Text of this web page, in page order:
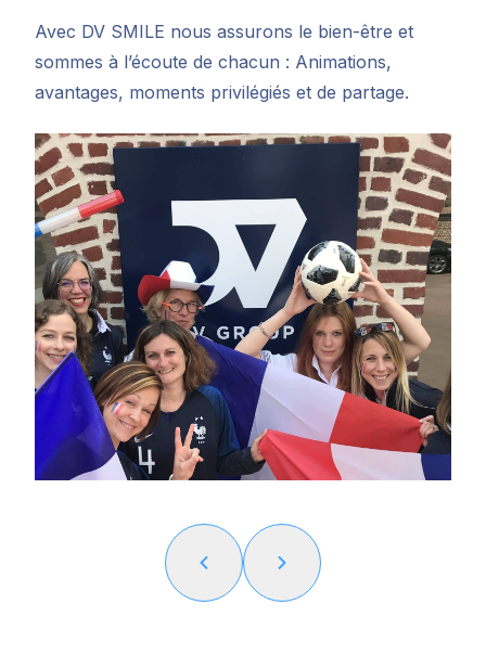
Avec DV SMILE nous assurons le bien-être et
sommes à l’écoute de chacun : Animations,
avantages, moments privilégiés et de partage.